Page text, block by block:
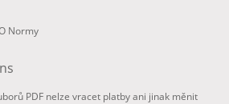
Normy
PDF nelze vracet platby ani jinak měnit